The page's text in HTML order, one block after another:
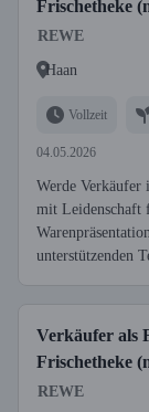
Frischetheke
REWE
Haan
Vollzeit
04.05.2026
Werde Verkäufer
mit Leidenschaft
unterstützenden
Verkäufer als
Frischetheke
REWE